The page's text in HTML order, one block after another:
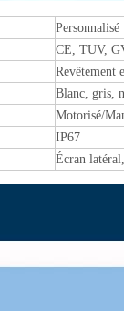
Personnalisé
CE, TUV,
Revêtement
Blanc, gris,
Motorisé/
IP67
Écran